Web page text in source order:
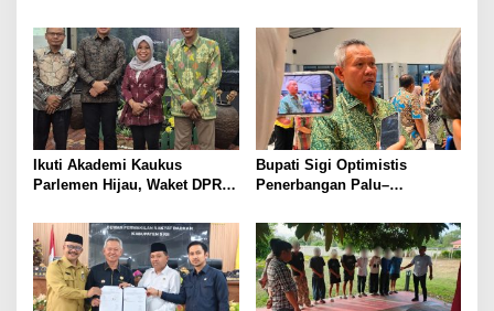
Boladangko
Ikuti Akademi Kaukus
Parlemen Hijau, Waket DPRD
Carbon Market dan Fiskal
Ekologis
Bupati Sigi Optimistis
Penerbangan Palu–
dan Kunjungan Wisatawan